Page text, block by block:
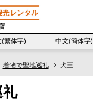
(繁体字) 中文(簡体字)
着物で聖地巡礼 犬王